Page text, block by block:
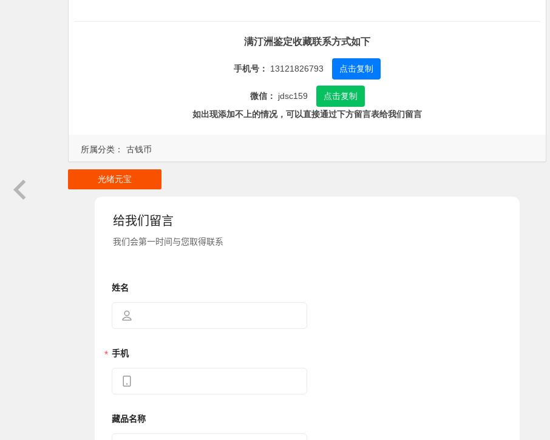
所属分类： 古钱币
满汀洲鉴定收藏联系方式如下
手机号： 13121826793 点击复制
微信： jdsc159
点击复制
如出现添加不上的情况，可以直接通过下方留言表给我们留言
光绪元宝